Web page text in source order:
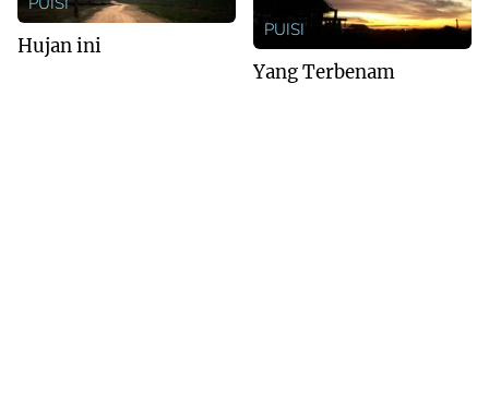
Hujan ini
PUISI
Yang Terbenam